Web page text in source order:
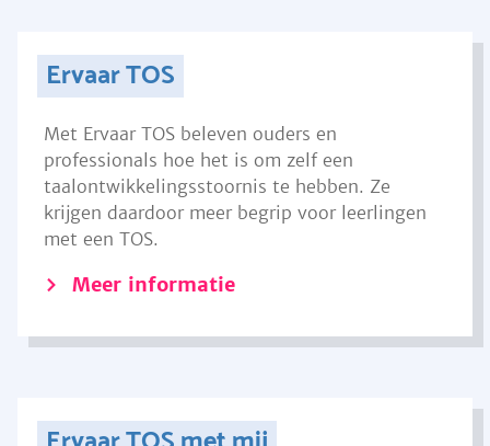
Ervaar TOS
Met Ervaar TOS beleven ouders en
professionals hoe het is om zelf een
taalontwikkelingsstoornis te hebben. Ze
krijgen daardoor meer begrip voor leerlingen
met een TOS.
Meer informatie